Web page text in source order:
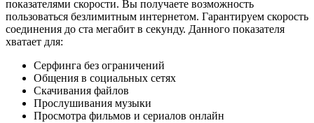
показателями скорости. Вы получаете возможность
пользоваться безлимитным интернетом. Гарантируем скорость
соединения до ста мегабит в секунду. Данного показателя
хватает для:
Серфинга без ограничений
Общения в социальных сетях
Скачивания файлов
Прослушивания музыки
Просмотра фильмов и сериалов онлайн